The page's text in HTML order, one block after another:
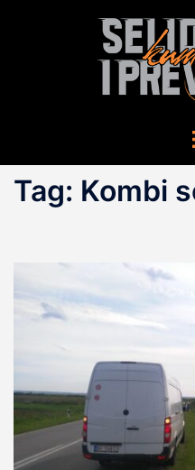
Tag: Kombi